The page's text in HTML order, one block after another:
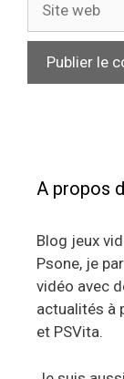
A propos
Blog jeux
Psone, je
vidéo avec
actualités à
et PSVita.